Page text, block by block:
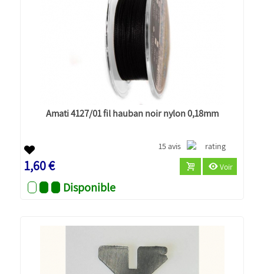
Amati 4127/01 fil hauban noir nylon 0,18mm
15 avis
1,60 € Voir
Disponible